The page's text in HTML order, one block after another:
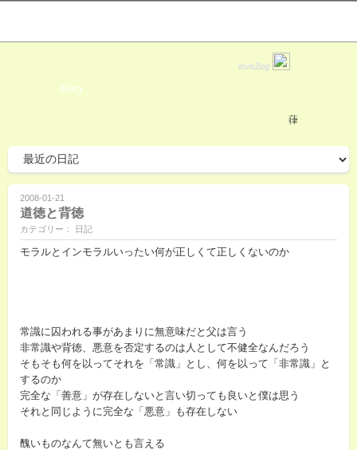
love2log
diary
葎
2008-01-21
道徳と背徳
カテゴリー： 日記
モラルとインモラルいったい何が正しくて正しくないのか
常識に囚われる事があまりに無意味だと父は言う
非常識や背徳、悪意を否定するのは人として不健全なんだろう
そもそも何を以ってそれを「常識」とし、何を以って「非常識」と
するのか
完全な「善意」が存在しないと言い切っても良いと僕は思う
それと同じように完全な「悪意」も存在しない
醜いものなんて無いとも言える